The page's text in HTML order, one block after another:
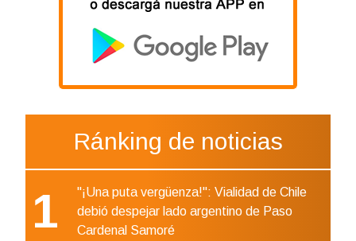
Ránking de noticias
1
"¡Una puta vergüenza!": Vialidad de Chile
debió despejar lado argentino de Paso
Cardenal Samoré